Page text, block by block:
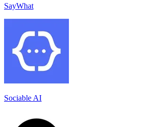
SayWhat
Sociable AI